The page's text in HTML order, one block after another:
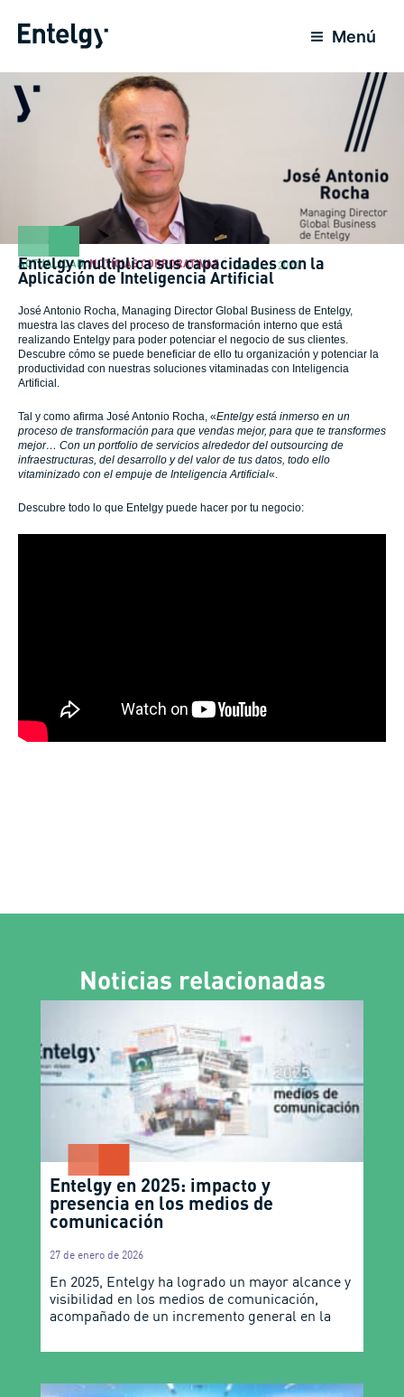
Menú
ACTUALIDAD,NOTICIAS CORPORATIVAS 14 Marzo 2024
Entelgy multiplica sus capacidades con la
Aplicación de Inteligencia Artificial
José Antonio Rocha, Managing Director Global Business de Entelgy,
muestra las claves del proceso de transformación interno que está
realizando Entelgy para poder potenciar el negocio de sus clientes.
Descubre cómo se puede beneficiar de ello tu organización y potenciar la
productividad con nuestras soluciones vitaminadas con Inteligencia
Artificial.
Tal y como afirma José Antonio Rocha, «Entelgy está inmerso en un
proceso de transformación para que vendas mejor, para que te transformes
mejor… Con un portfolio de servicios alrededor del outsourcing de
infraestructuras, del desarrollo y del valor de tus datos, todo ello
vitaminizado con el empuje de Inteligencia Artificial«.
Descubre todo lo que Entelgy puede hacer por tu negocio:
Noticias relacionadas
Entelgy en 2025: impacto y
presencia en los medios de
comunicación
27 de enero de 2026
En 2025, Entelgy ha logrado un mayor alcance y
visibilidad en los medios de comunicación,
acompañado de un incremento general en la